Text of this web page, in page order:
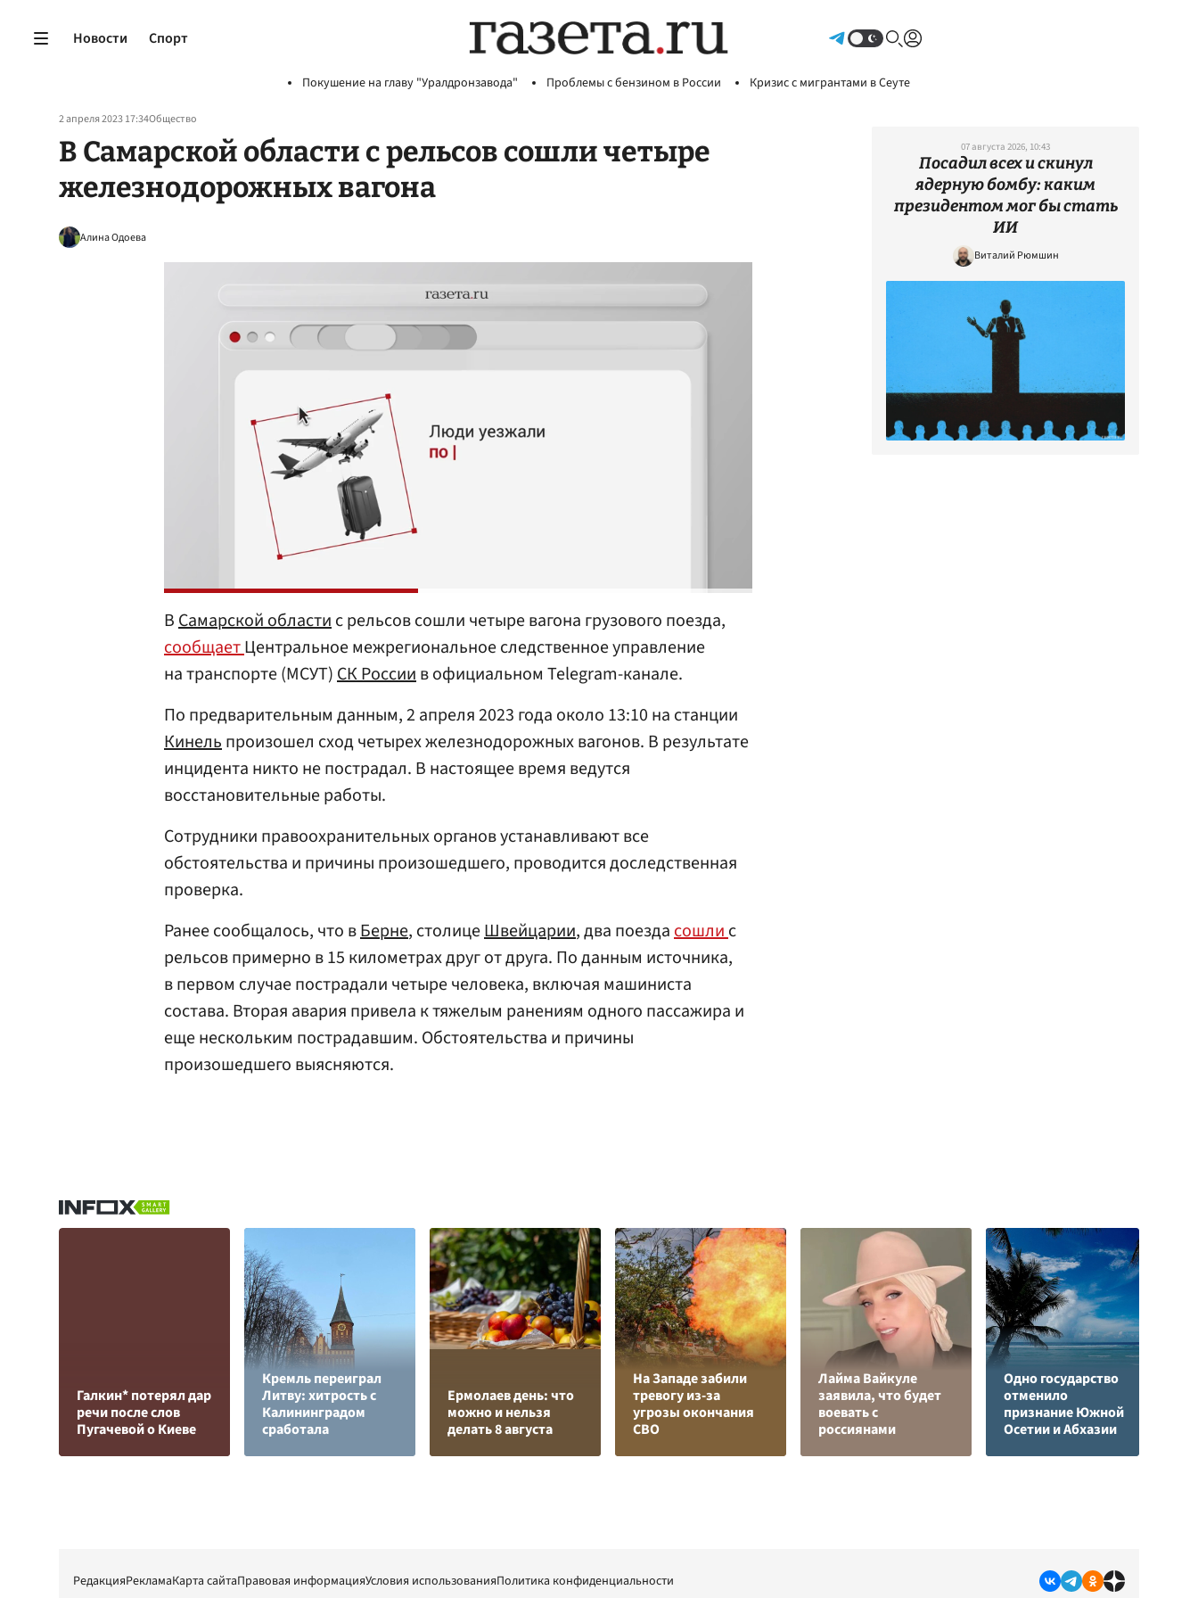
Новости Спорт
Покушение на главу "Уралдронзавода" Проблемы с бензином в России Кризис с мигрантами в Сеуте
2 апреля 2023 17:34Общество
В Самарской области с рельсов сошли четыре
железнодорожных вагона
Алина Одоева
ВСамарской областис рельсов сошли четыре вагона грузового поезда,
сообщаетЦентральное межрегиональное следственное управление
на транспорте (МСУТ)СК Россиив официальном Telegram-канале.
По предварительным данным, 2 апреля 2023 года около 13:10 на станции
Кинельпроизошел сход четырех железнодорожных вагонов. В результате
инцидента никто не пострадал. В настоящее время ведутся
восстановительные работы.
Сотрудники правоохранительных органов устанавливают все
обстоятельства и причины произошедшего, проводится доследственная
проверка.
Ранее сообщалось, что вБерне, столицеШвейцарии, два поездасошлис
рельсов примерно в 15 километрах друг от друга. По данным источника,
в первом случае пострадали четыре человека, включая машиниста
состава. Вторая авария привела к тяжелым ранениям одного пассажира и
еще нескольким пострадавшим. Обстоятельства и причины
произошедшего выясняются.
07 августа 2026, 10:43
Посадил всех и скинул
ядерную бомбу: каким
президентом мог бы стать
ИИ
Виталий Рюмшин
Галкин* потерял дар
речи после слов
Пугачевой о Киеве
Кремль переиграл
Литву: хитрость с
Калининградом
сработала
Ермолаев день: что
можно и нельзя
делать 8 августа
На Западе забили
тревогу из-за
угрозы окончания
СВО
Лайма Вайкуле
заявила, что будет
воевать с
россиянами
Одно государство
отменило
признание Южной
Осетии и Абхазии
РедакцияРекламаКарта сайтаПравовая информацияУсловия использованияПолитика конфиденциальности